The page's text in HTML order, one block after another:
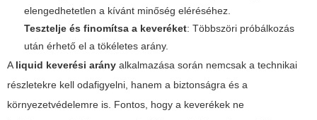
elengedhetetlen a kívánt minőség eléréséhez.
Tesztelje és finomítsa a keveréket: Többszöri próbálkozás
után érhető el a tökéletes arány.
Aliquid keverési arány alkalmazása során nemcsak a technikai
részletekre kell odafigyelni, hanem a biztonságra és a
környezetvédelemre is. Fontos, hogy a keverékek ne